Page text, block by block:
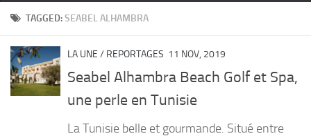
ACTUALITÉ
PORTRAITS
LIVRES
TAGGED:SEABEL ALHAMBRA
LA UNE / REPORTAGES 11 NOV, 2019
Seabel Alhambra Beach Golf et Spa,
une perle en Tunisie
La Tunisie belle et gourmande. Situé entre